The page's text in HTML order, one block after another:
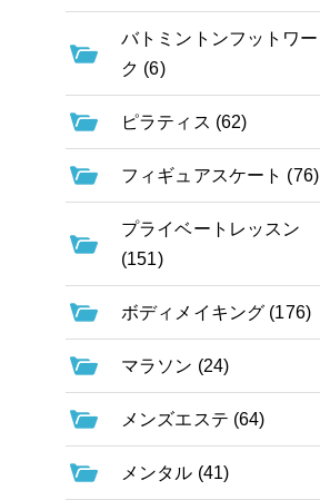
バトミントンフットワー
ク (6)
ピラティス (62)
フィギュアスケート (76)
プライベートレッスン
(151)
ボディメイキング (176)
マラソン (24)
メンズエステ (64)
メンタル (41)